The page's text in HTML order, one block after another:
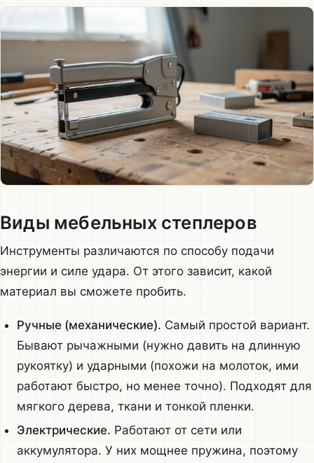
Виды мебельных степлеров
Инструменты различаются по способу подачи
энергии и силе удара. От этого зависит, какой
материал вы сможете пробить.
Ручные (механические). Самый простой вариант.
Бывают рычажными (нужно давить на длинную
рукоятку) и ударными (похожи на молоток, ими
работают быстро, но менее точно). Подходят для
мягкого дерева, ткани и тонкой пленки.
Электрические. Работают от сети или
аккумулятора. У них мощнее пружина, поэтому